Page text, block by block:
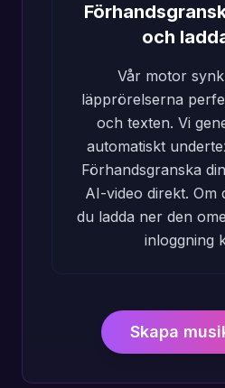
och
Vår motor
läpprörelserna
och texten. Vi
automatiskt
Förhandsgranska
AI-video direkt. Om
du ladda ner den
inloggning
Skapa